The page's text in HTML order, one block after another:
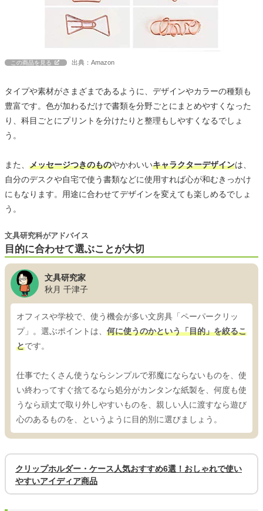
この商品を見る 出典：Amazon
タイプや素材がさまざまであるように、デザインやカラーの種類も
豊富です。色が加わるだけで書類を分野ごとにまとめやすくなった
り、科目ごとにプリントを分けたりと整理もしやすくなるでしょ
う。
また、 メッセージつきのものやかわいいキャラクターデザインは、
自分のデスクや自宅で使う書類などに使用すれば心が和むきっかけ
にもなります。用途に合わせてデザインを変えても楽しめるでしょ
う。
目的に合わせて選ぶことが大切
文具研究科がアドバイス
文具研究家
秋月 千津子
オフィスや学校で、使う機会が多い文房具「ペーパークリッ
プ」。選ぶポイントは、 何に使うのかという「目的」を絞るこ
とです。
仕事でたくさん使うならシンプルで邪魔にならないものを、使
い終わってすぐ捨てるなら処分がカンタンな紙製を、何度も使
うなら頑丈で取り外しやすいものを、親しい人に渡すなら遊び
心のあるものを、というように目的別に選びましょう。
クリップホルダー・ケース人気おすすめ6選！おしゃれで使い
やすいアイディア商品